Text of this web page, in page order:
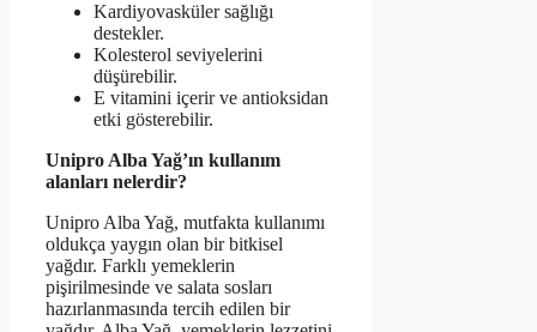
Kardiyovasküler sağlığı
destekler.
Kolesterol seviyelerini
düşürebilir.
E vitamini içerir ve antioksidan
etki gösterebilir.
Unipro Alba Yağ’ın kullanım
alanları nelerdir?
Unipro Alba Yağ, mutfakta kullanımı
oldukça yaygın olan bir bitkisel
yağdır. Farklı yemeklerin
pişirilmesinde ve salata sosları
hazırlanmasında tercih edilen bir